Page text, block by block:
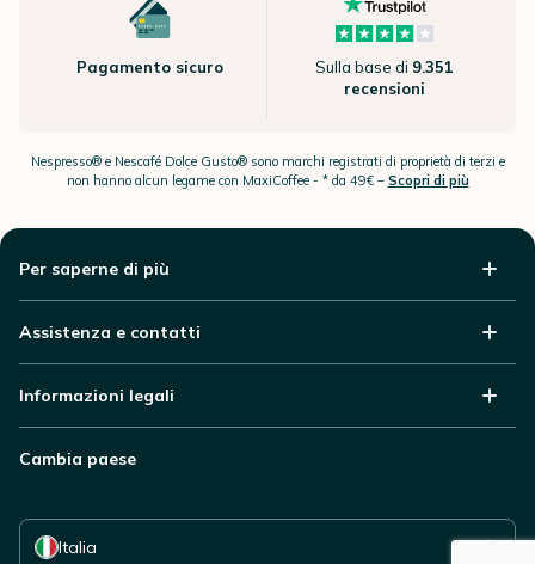
Pagamento sicuro Sulla base di 9.351
recensioni
Nespresso® e Nescafé Dolce Gusto® sono marchi registrati di proprietà di terzi e
non hanno alcun legame con MaxiCoffee - * da 49€ – Scopri di più
Per saperne di più
Assistenza e contatti
Informazioni legali
Cambia paese
Italia
Seleziona il tuo paese